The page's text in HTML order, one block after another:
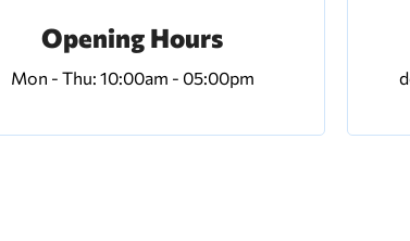
Opening Hours
Mon - Thu: 10:00am - 05:00pm